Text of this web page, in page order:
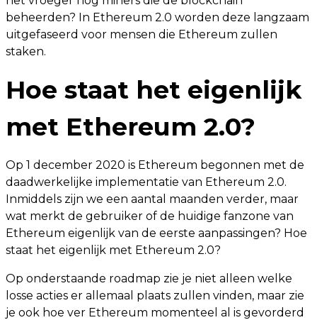
beheerden? In Ethereum 2.0 worden deze langzaam
uitgefaseerd voor mensen die Ethereum zullen
staken.
Hoe staat het eigenlijk
met Ethereum 2.0?
Op 1 december 2020 is Ethereum begonnen met de
daadwerkelijke implementatie van Ethereum 2.0.
Inmiddels zijn we een aantal maanden verder, maar
wat merkt de gebruiker of de huidige fanzone van
Ethereum eigenlijk van de eerste aanpassingen? Hoe
staat het eigenlijk met Ethereum 2.0?
Op onderstaande roadmap zie je niet alleen welke
losse acties er allemaal plaats zullen vinden, maar zie
je ook hoe ver Ethereum momenteel al is gevorderd